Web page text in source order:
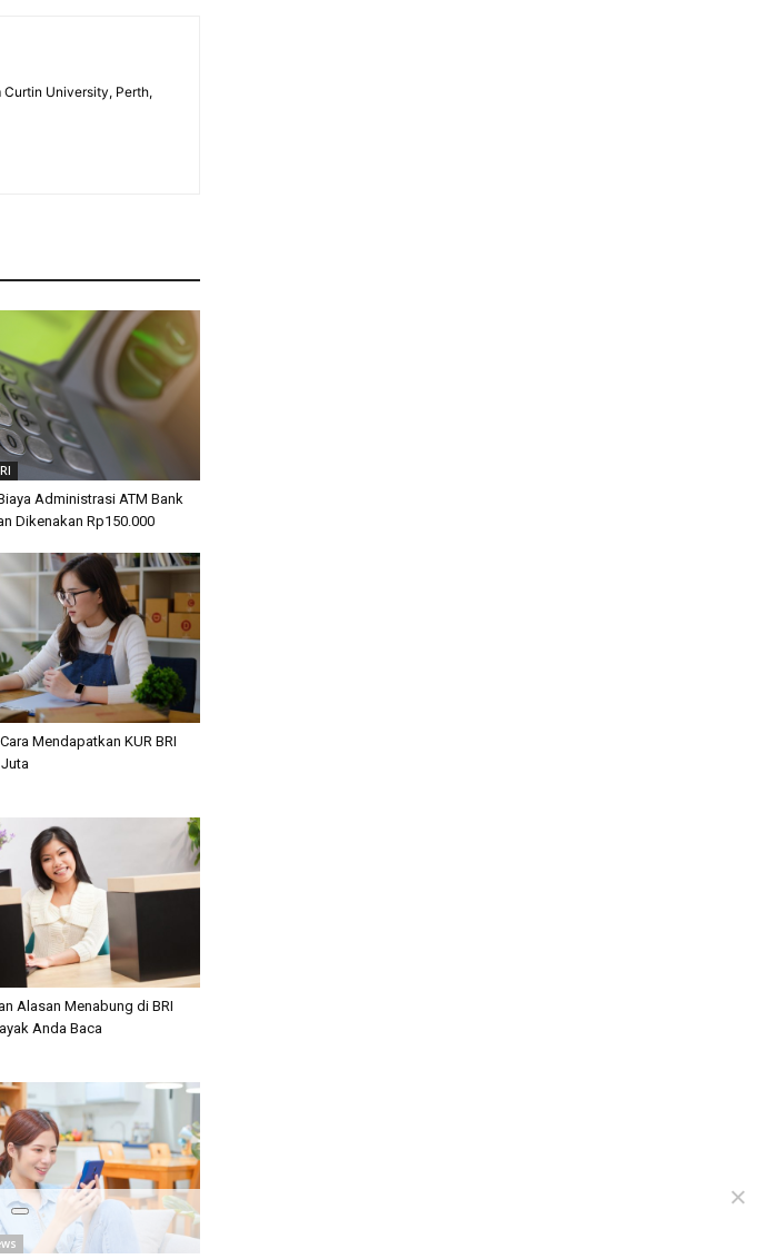
University, Perth,
Administrasi ATM Bank
Dikenakan Rp150.000
Mendapatkan KUR BRI
Alasan Menabung di BRI
Anda Baca